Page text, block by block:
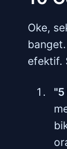
Oke,
efektif.
"5